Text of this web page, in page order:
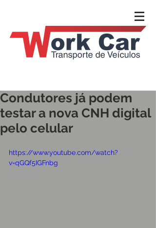
Condutores já podem
testar a nova CNH digital
pelo celular
https://www.youtube.com/watch?
v=qGQf5IGFnbg